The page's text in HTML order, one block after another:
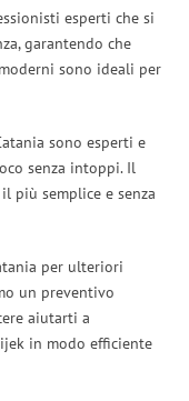
esperti che si
garantendo che
sono ideali per
sono esperti e
senza intoppi. Il
più semplice e senza
per ulteriori
un preventivo
aiutarti a
in modo efficiente